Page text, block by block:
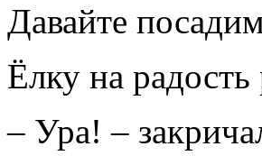
Давайте
Ёлку на
– Ура! –